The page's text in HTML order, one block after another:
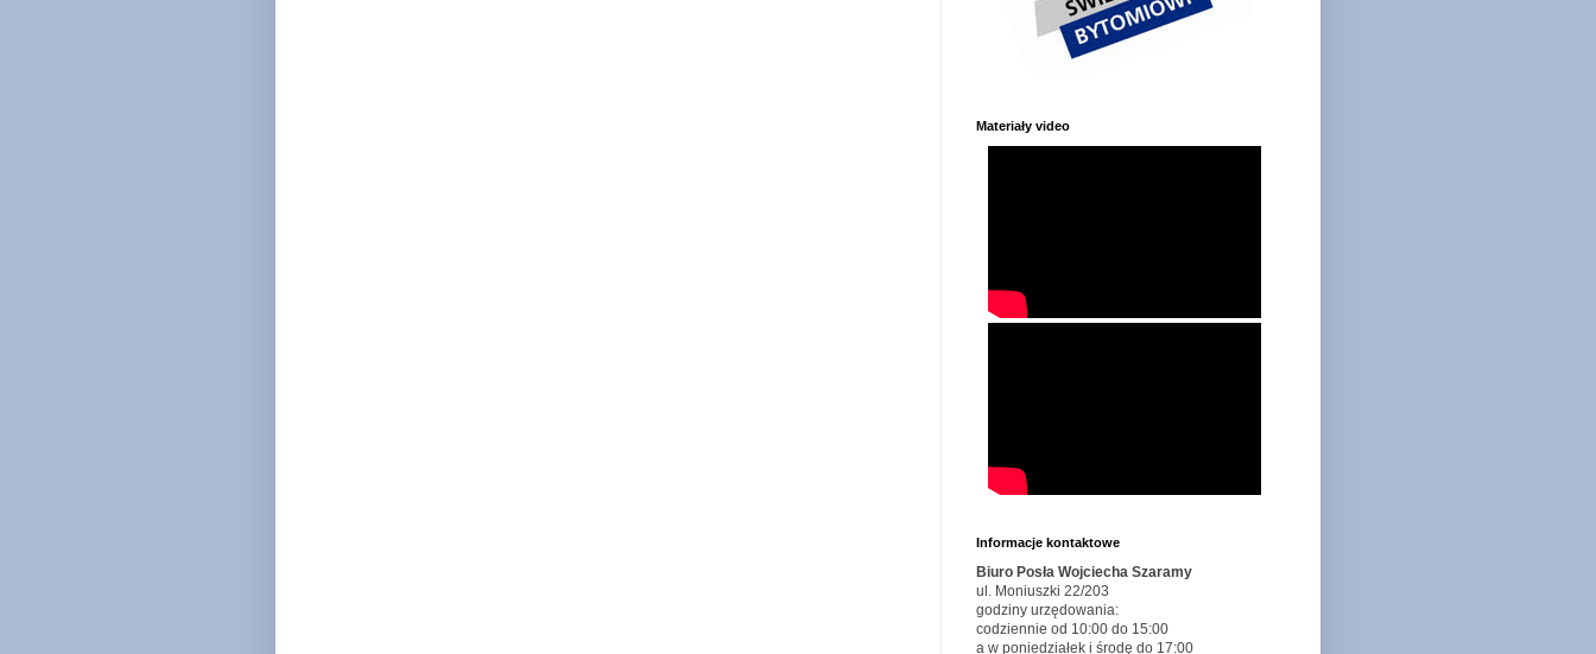
Materiały video
Informacje kontaktowe
Biuro Posła Wojciecha Szaramy
ul. Moniuszki 22/203
godziny urzędowania:
codziennie od 10:00 do 15:00
a w poniedziałek i środę do 17:00